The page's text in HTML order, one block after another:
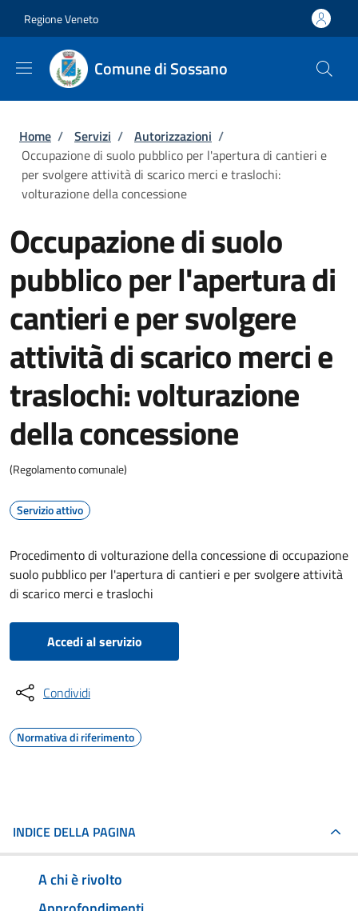
Regione Veneto
Comune di Sossano
Briciole di pane
Home / Servizi / Autorizzazioni /
Occupazione di suolo pubblico per l'apertura di cantieri e
per svolgere attività di scarico merci e traslochi:
volturazione della concessione
Occupazione di suolo
pubblico per l'apertura di
cantieri e per svolgere
attività di scarico merci e
traslochi: volturazione
della concessione
(Regolamento comunale)
Servizio attivo
Procedimento di volturazione della concessione di occupazione
suolo pubblico per l'apertura di cantieri e per svolgere attività
di scarico merci e traslochi
Accedi al servizio
Condividi
Normativa di riferimento
INDICE DELLA PAGINA
A chi è rivolto